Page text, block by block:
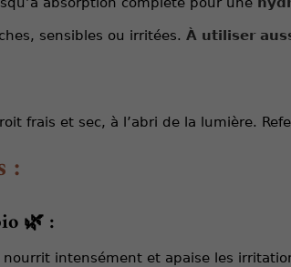
sensibles ou irritées. À utiliser
frais et sec, à l’abri de la lumière.
:
🌿 :
intensément et apaise les